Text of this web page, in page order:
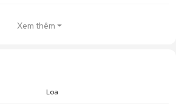
Xem thêm
Loa